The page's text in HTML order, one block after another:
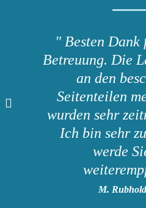
" Besten Dank
Betreuung. Die
an den
Seitenteilen
wurden sehr
Ich bin sehr
werde
M. Rubhold